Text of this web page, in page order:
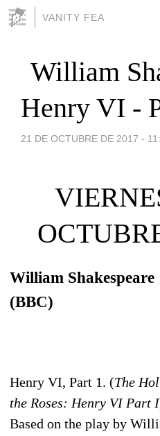
VANITY FEA
William
Henry VI -
21 DE OCTUBRE DE 2017 -
William
(BBC)
Henry VI, Part 1. (The
the Roses: Henry VI Part I
Based on the play by